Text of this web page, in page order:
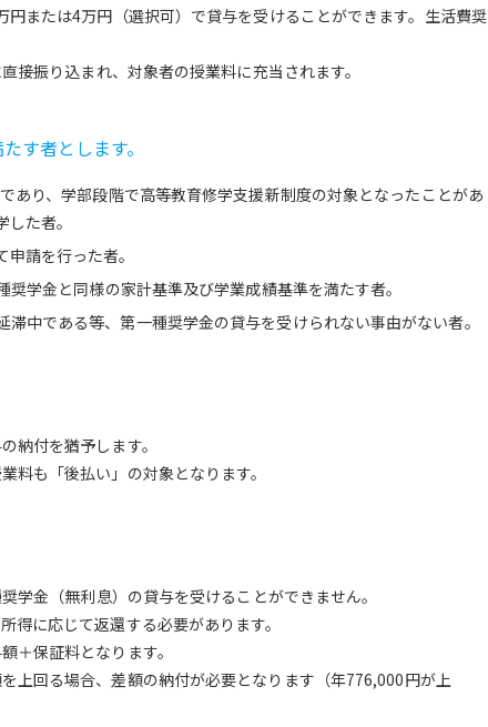
または4万円（選択可）で貸与を受けることができます。生活費奨
接振り込まれ、対象者の授業料に充当されます。
す者とします。
あり、学部段階で高等教育修学支援新制度の対象となったことがあ
た者。
請を行った者。
学金と同様の家計基準及び学業成績基準を満たす者。
中である等、第一種奨学金の貸与を受けられない事由がない者。
納付を猶予します。
料も「後払い」の対象となります。
学金（無利息）の貸与を受けることができません。
得に応じて返還する必要があります。
＋保証料となります。
上回る場合、差額の納付が必要となります（年776,000円が上